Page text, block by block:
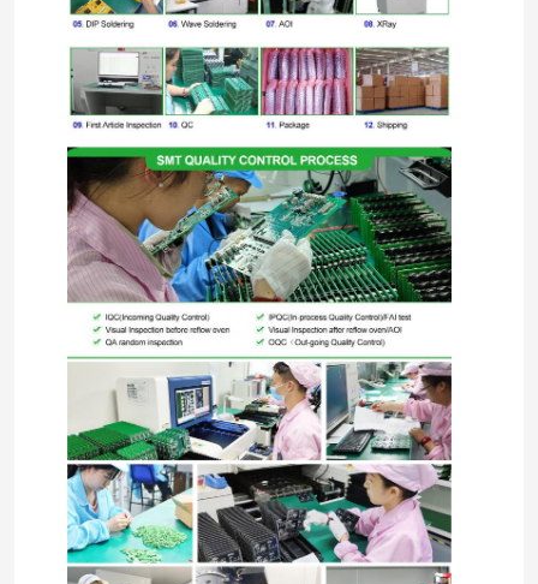
Deixe um recado
Ligaremos para você em breve!